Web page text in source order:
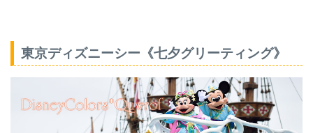
東京ディズニーシー《七夕グリーティング》